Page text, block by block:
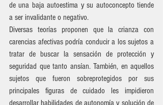
de una baja autoestima y su autoconcepto tiende
a ser invalidante o negativo.
Diversas teorías proponen que la crianza con
carencias afectivas podría conducir a los sujetos a
tratar de buscar la sensación de protección y
seguridad que tanto ansían. También, en aquellos
sujetos que fueron sobreprotegidos por sus
principales figuras de cuidado les impidieron
desarrollar habilidades de autonomía y solución de